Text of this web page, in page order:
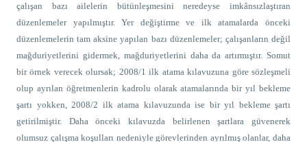
çalışan bazı ailelerin bütünleşmesini neredeyse imkânsızlaştıran
düzenlemeler yapılmıştır. Yer değiştirme ve ilk atamalarda önceki
düzenlemelerin tam aksine yapılan bazı düzenlemeler; çalışanların değil
mağduriyetlerini gidermek, mağduriyetlerini daha da artırmıştır. Somut
bir örnek verecek olursak; 2008/1 ilk atama kılavuzuna göre sözleşmeli
olup ayrılan öğretmenlerin kadrolu olarak atamalarında bir yıl bekleme
şartı yokken, 2008/2 ilk atama kılavuzunda ise bir yıl bekleme şartı
getirilmiştir. Daha önceki kılavuzda belirlenen şartlara güvenerek
olumsuz çalışma koşulları nedeniyle görevlerinden ayrılmış olanlar, daha